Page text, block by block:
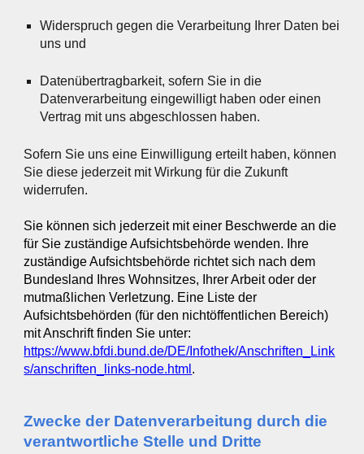
Widerspruch gegen die Verarbeitung Ihrer Daten bei
uns und
Datenübertragbarkeit, sofern Sie in die
Datenverarbeitung eingewilligt haben oder einen
Vertrag mit uns abgeschlossen haben.
Sofern Sie uns eine Einwilligung erteilt haben, können
Sie diese jederzeit mit Wirkung für die Zukunft
widerrufen.
Sie können sich jederzeit mit einer Beschwerde an die
für Sie zuständige Aufsichtsbehörde wenden. Ihre
zuständige Aufsichtsbehörde richtet sich nach dem
Bundesland Ihres Wohnsitzes, Ihrer Arbeit oder der
mutmaßlichen Verletzung. Eine Liste der
Aufsichtsbehörden (für den nichtöffentlichen Bereich)
mit Anschrift finden Sie unter:
https://www.bfdi.bund.de/DE/Infothek/Anschriften_Link
s/anschriften_links-node.html .
Zwecke der Datenverarbeitung durch die
verantwortliche Stelle und Dritte